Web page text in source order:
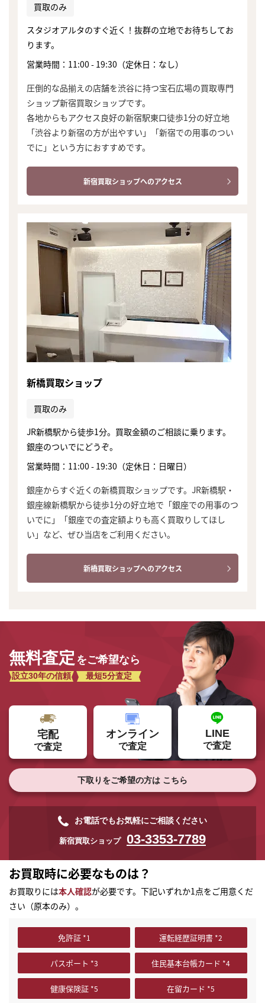
買取のみ
スタジオアルタのすぐ近く！抜群の立地でお待ちしてお
ります。
営業時間：11:00 - 19:30（定休日：なし）
圧倒的な品揃えの店舗を渋谷に持つ宝石広場の買取専門
ショップ新宿買取ショップです。
各地からもアクセス良好の新宿駅東口徒歩1分の好立地
「渋谷より新宿の方が出やすい」「新宿での用事のつい
でに」という方におすすめです。
新宿買取ショップへのアクセス
新橋買取ショップ
買取のみ
JR新橋駅から徒歩1分。買取金額のご相談に乗ります。
銀座のついでにどうぞ。
営業時間：11:00 - 19:30（定休日：日曜日）
銀座からすぐ近くの新橋買取ショップです。JR新橋駅・
銀座線新橋駅から徒歩1分の好立地で「銀座での用事のつ
いでに」「銀座での査定額よりも高く買取りしてほし
い」など、ぜひ当店をご利用ください。
新橋買取ショップへのアクセス
無料査定 をご希望なら
設立30年の信頼 最短5分査定
宅配
で査定
オンライン
で査定
LINE
で査定
下取りをご希望の方は こちら
お電話でもお気軽にご相談ください
新宿買取ショップ 03-3353-7789
お買取時に必要なものは？
お買取りには本人確認が必要です。下記いずれか1点をご用意くだ
さい（原本のみ）。
免許証 運転経歴証明書
パスポート 住民基本台帳カード
健康保険証 在留カード
まずは
かんたん30秒でお試し査定